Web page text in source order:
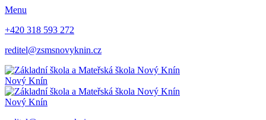
Menu
+420 318 593 272
reditel@zsmsnovyknin.cz
Nový Knín
Nový Knín